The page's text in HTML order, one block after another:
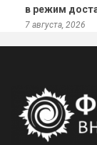
в режим
7 августа, 2026